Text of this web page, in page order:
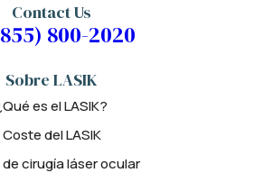
Sobre LASIK
es el LASIK?
Coste del LASIK
cirugía láser ocular
Contact Us
800-2020